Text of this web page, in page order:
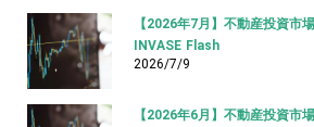
【2026年7月】不動産投資市
INVASE Flash
2026/7/9
【2026年6月】不動産投資市